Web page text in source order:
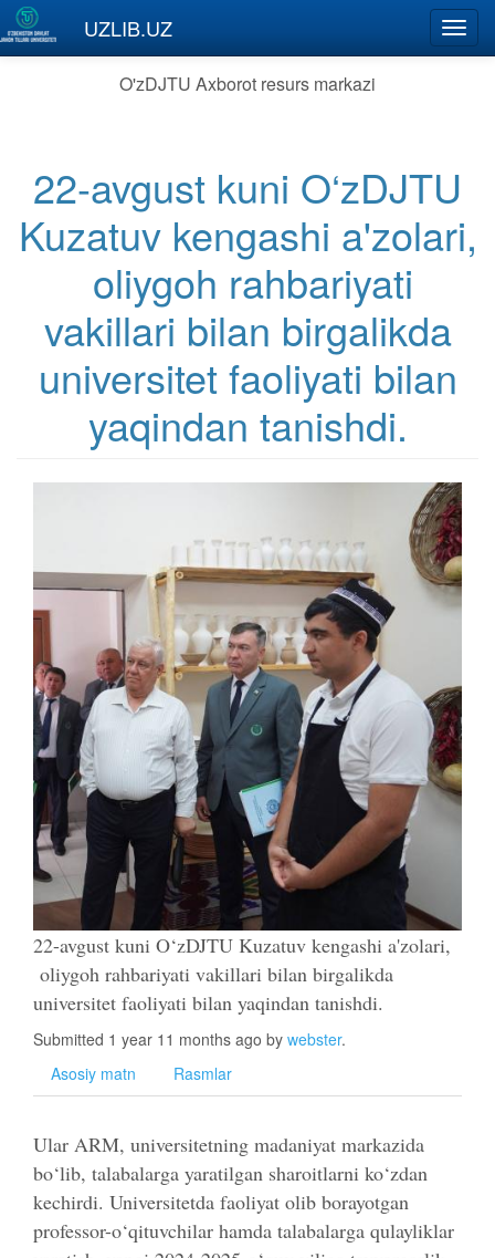
Skip to main content
UZLIB.UZ
O'zDJTU Axborot resurs markazi
22-avgust kuni O‘zDJTU
Kuzatuv kengashi a'zolari,
oliygoh rahbariyati
vakillari bilan birgalikda
universitet faoliyati bilan
yaqindan tanishdi.
22-avgust kuni O‘zDJTU Kuzatuv kengashi a'zolari,
oliygoh rahbariyati vakillari bilan birgalikda
universitet faoliyati bilan yaqindan tanishdi.
Submitted 1 year 11 months ago by webster.
Asosiy matn
Rasmlar
Ular ARM, universitetning madaniyat markazida
bo‘lib, talabalarga yaratilgan sharoitlarni ko‘zdan
kechirdi. Universitetda faoliyat olib borayotgan
professor-o‘qituvchilar hamda talabalarga qulayliklar